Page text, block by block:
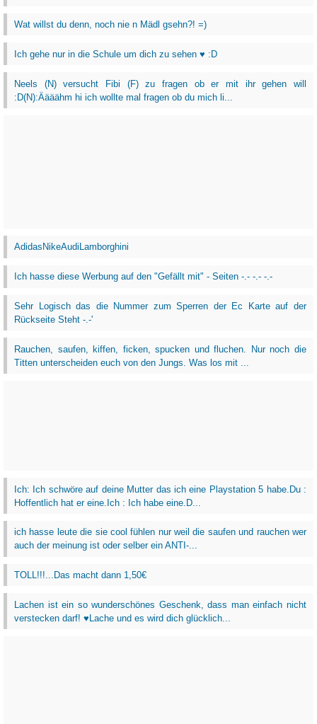
Wat willst du denn, noch nie n Mädl gsehn?! =)
Ich gehe nur in die Schule um dich zu sehen ♥ :D
Neels (N) versucht Fibi (F) zu fragen ob er mit ihr gehen will
:D(N):Äääähm hi ich wollte mal fragen ob du mich li...
AdidasNikeAudiLamborghini
Ich hasse diese Werbung auf den "Gefällt mit" - Seiten -.- -.- -.-
Sehr Logisch das die Nummer zum Sperren der Ec Karte auf der
Rückseite Steht -.-'
Rauchen, saufen, kiffen, ficken, spucken und fluchen. Nur noch die
Titten unterscheiden euch von den Jungs. Was los mit ...
Ich: Ich schwöre auf deine Mutter das ich eine Playstation 5 habe.Du :
Hoffentlich hat er eine.Ich : Ich habe eine.D...
ich hasse leute die sie cool fühlen nur weil die saufen und rauchen wer
auch der meinung ist oder selber ein ANTI-...
TOLL!!!...Das macht dann 1,50€
Lachen ist ein so wunderschönes Geschenk, dass man einfach nicht
verstecken darf! ♥Lache und es wird dich glücklich...